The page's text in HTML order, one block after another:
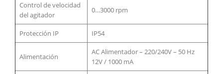
Control de velocidad
del agitador
0…3000 rpm
Protección IP IP54
Alimentación
AC Alimentador – 220/240V – 50 Hz
12V / 1000 mA